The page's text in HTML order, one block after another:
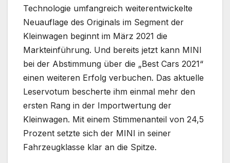
Technologie umfangreich weiterentwickelte
Neuauflage des Originals im Segment der
Kleinwagen beginnt im März 2021 die
Markteinführung. Und bereits jetzt kann MINI
bei der Abstimmung über die „Best Cars 2021“
einen weiteren Erfolg verbuchen. Das aktuelle
Leservotum bescherte ihm einmal mehr den
ersten Rang in der Importwertung der
Kleinwagen. Mit einem Stimmenanteil von 24,5
Prozent setzte sich der MINI in seiner
Fahrzeugklasse klar an die Spitze.